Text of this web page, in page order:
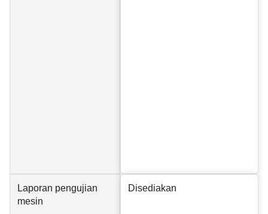
Laporan pengujian
mesin
Disediakan